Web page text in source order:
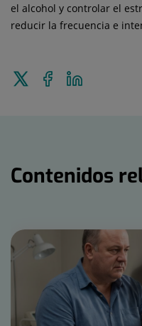
el alcohol y controlar el
reducir la frecuencia e
Enviar
Compartir
en
Contenidos